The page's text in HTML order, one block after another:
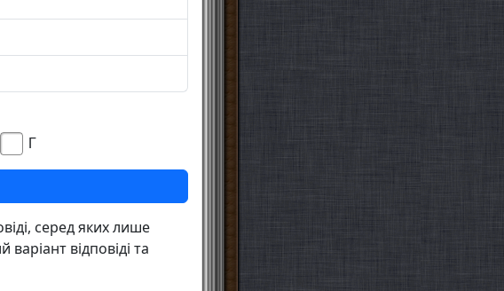
Г
серед яких лише
відповіді та